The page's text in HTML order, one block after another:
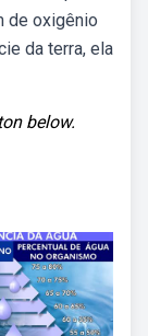
de oxigênio
da terra, ela
below.